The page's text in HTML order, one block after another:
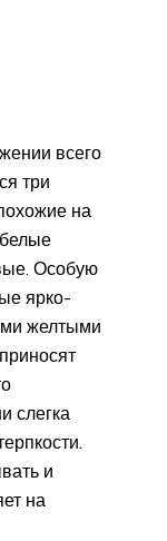
всего
три
на
Особую
ярко-
желтыми
слегка
и
на